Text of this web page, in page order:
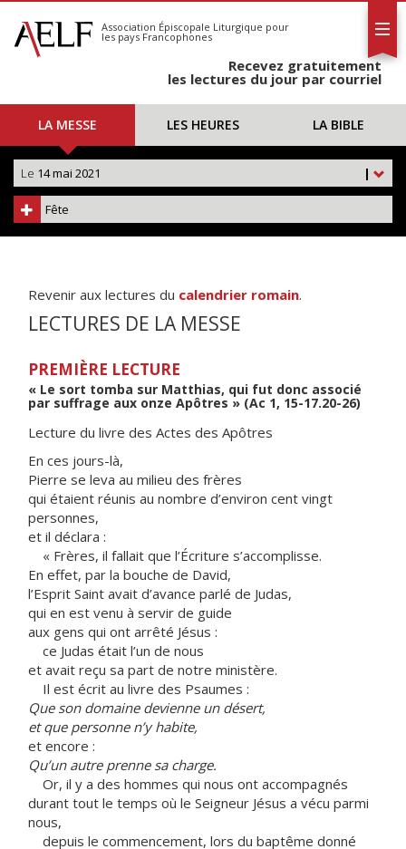
S'abonner
Calendrier
Association Épiscopale Liturgique pour
les pays Francophones
Recevez gratuitement
les lectures du jour par courriel
LA MESSE LES HEURES LA BIBLE
|
Le 14 mai 2021
Fête
Revenir aux lectures du calendrier romain.
LECTURES DE LA MESSE
PREMIÈRE LECTURE
« Le sort tomba sur Matthias, qui fut donc associé
par suffrage aux onze Apôtres » (Ac 1, 15-17.20-26)
Lecture du livre des Actes des Apôtres
En ces jours-là,
Pierre se leva au milieu des frères
qui étaient réunis au nombre d’environ cent vingt
personnes,
et il déclara :
« Frères, il fallait que l’Écriture s’accomplisse.
En effet, par la bouche de David,
l’Esprit Saint avait d’avance parlé de Judas,
qui en est venu à servir de guide
aux gens qui ont arrêté Jésus :
ce Judas était l’un de nous
et avait reçu sa part de notre ministère.
Il est écrit au livre des Psaumes :
Que son domaine devienne un désert,
et que personne n’y habite,
et encore :
Qu’un autre prenne sa charge.
Or, il y a des hommes qui nous ont accompagnés
durant tout le temps où le Seigneur Jésus a vécu parmi
nous,
depuis le commencement, lors du baptême donné